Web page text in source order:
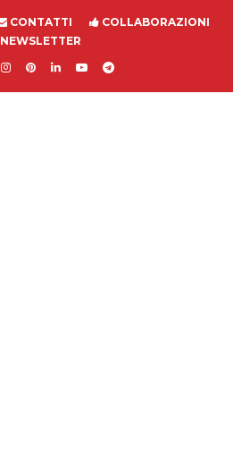
CONTATTI
COLLABORAZIONI
NEWSLETTER